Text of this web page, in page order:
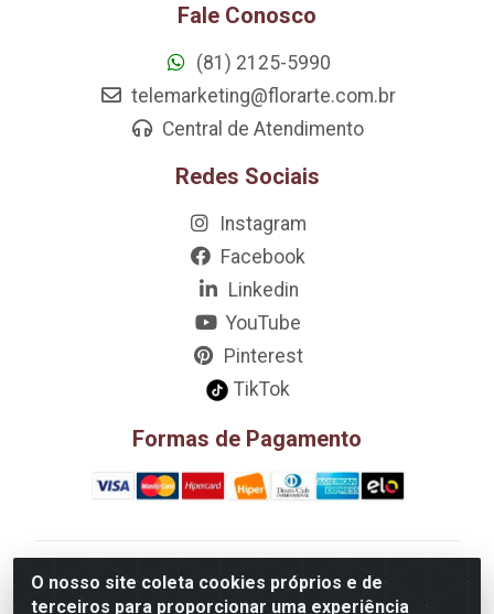
O nosso site coleta cookies próprios e de
terceiros para proporcionar uma experiência
Fale Conosco
(81) 2125-5990
telemarketing@florarte.com.br
Central de Atendimento
Redes Sociais
Instagram
Facebook
Linkedin
YouTube
Pinterest
TikTok
Formas de Pagamento
D&A Decoração e Ambientação LTDA - Rua Riachão,
807 – 3A, 4A, 5A, 12A, 14A - Muribeca, Jaboatão dos